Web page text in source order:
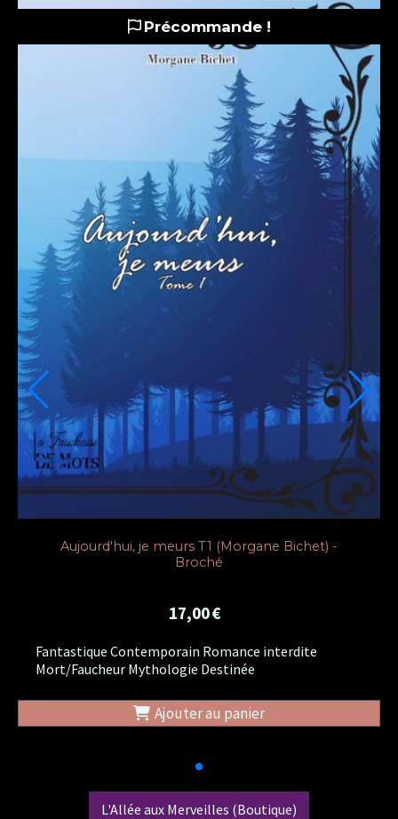
Précommande !
Aujourd'hui, je meurs T1 (Morgane Bichet) -
Broché
17,00€
Fantastique Contemporain Romance interdite
Mort/Faucheur Mythologie Destinée
Ajouter au panier
L'Allée aux Merveilles (Boutique)